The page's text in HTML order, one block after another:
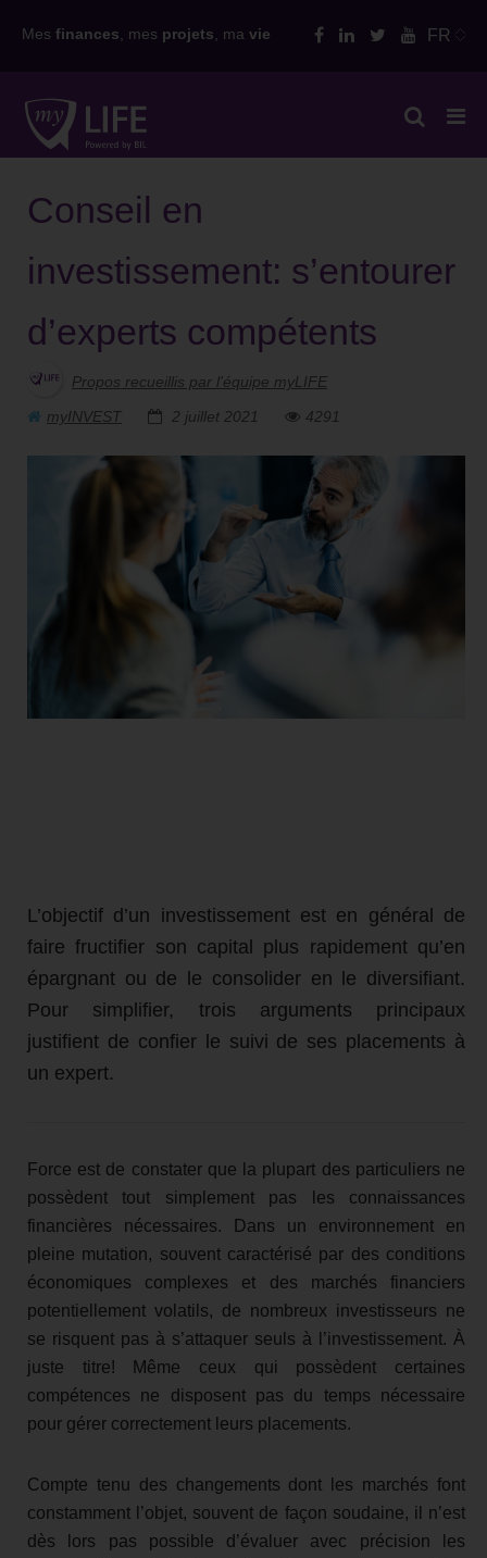
to
Mes finances , mes projets , ma vie FR
Conseil en
investissement: s’entourer
d’experts compétents
Propos recueillis par l'équipe myLIFE
myINVEST
2 juillet 2021 4291
L’objectif d’un investissement est en général de
faire fructifier son capital plus rapidement qu’en
épargnant ou de le consolider en le diversifiant.
Pour simplifier, trois arguments principaux
justifient de confier le suivi de ses placements à
un expert.
Force est de constater que la plupart des particuliers ne
possèdent tout simplement pas les connaissances
financières nécessaires. Dans un environnement en
pleine mutation, souvent caractérisé par des conditions
économiques complexes et des marchés financiers
potentiellement volatils, de nombreux investisseurs ne
se risquent pas à s’attaquer seuls à l’investissement. À
juste titre! Même ceux qui possèdent certaines
compétences ne disposent pas du temps nécessaire
pour gérer correctement leurs placements.
Compte tenu des changements dont les marchés font
constamment l’objet, souvent de façon soudaine, il n’est
dès lors pas possible d’évaluer avec précision les